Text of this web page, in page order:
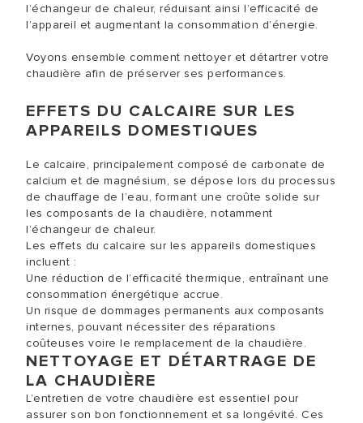
l’échangeur de chaleur, réduisant ainsi l’efficacité de
l’appareil et augmentant la consommation d’énergie.
Voyons ensemble comment nettoyer et détartrer votre
chaudière afin de préserver ses performances.
EFFETS DU CALCAIRE SUR LES
APPAREILS DOMESTIQUES
Le calcaire, principalement composé de carbonate de
calcium et de magnésium, se dépose lors du processus
de chauffage de l’eau, formant une croûte solide sur
les composants de la chaudière, notamment
l’échangeur de chaleur.
Les effets du calcaire sur les appareils domestiques
incluent :
Une réduction de l’efficacité thermique, entraînant une
consommation énergétique accrue.
Un risque de dommages permanents aux composants
internes, pouvant nécessiter des réparations
coûteuses voire le remplacement de la chaudière.
NETTOYAGE ET DÉTARTRAGE DE
LA CHAUDIÈRE
L’entretien de votre chaudière est essentiel pour
assurer son bon fonctionnement et sa longévité. Ces